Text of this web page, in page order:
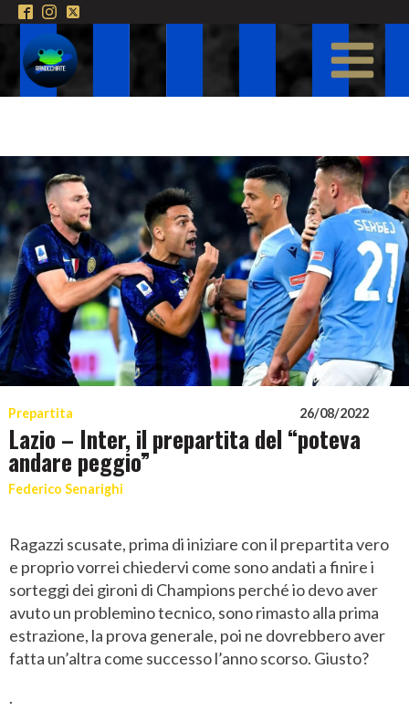
Prepartita 26/08/2022
Lazio – Inter, il prepartita del “poteva
andare peggio”
Federico Senarighi
Ragazzi scusate, prima di iniziare con il prepartita vero
e proprio vorrei chiedervi come sono andati a finire i
sorteggi dei gironi di Champions perché io devo aver
avuto un problemino tecnico, sono rimasto alla prima
estrazione, la prova generale, poi ne dovrebbero aver
fatta un’altra come successo l’anno scorso. Giusto?
.